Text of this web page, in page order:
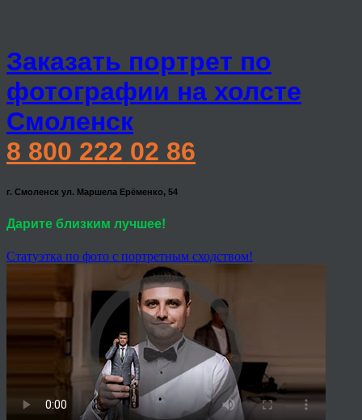
Заказать портрет по
фотографии на холсте
Смоленск
8 800 222 02 86
г. Смоленск ул. Маршела Ерёменко, 54
Дарите близким лучшее!
Статуэтка по фото с портретным сходством!